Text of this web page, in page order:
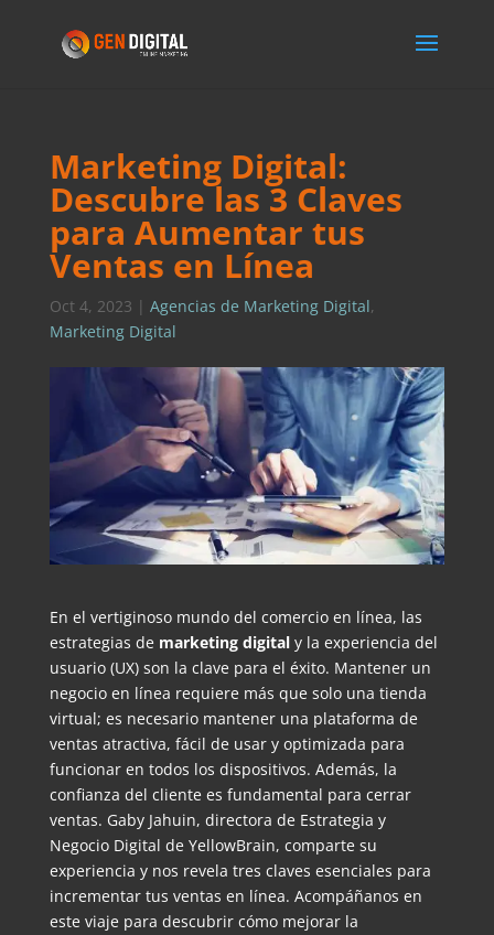
Marketing Digital:
Descubre las 3 Claves
para Aumentar tus
Ventas en Línea
Oct 4, 2023 | Agencias de Marketing Digital,
Marketing Digital
En el vertiginoso mundo del comercio en línea, las
estrategias de marketing digitaly la experiencia del
usuario (UX) son la clave para el éxito. Mantener un
negocio en línea requiere más que solo una tienda
virtual; es necesario mantener una plataforma de
ventas atractiva, fácil de usar y optimizada para
funcionar en todos los dispositivos. Además, la
confianza del cliente es fundamental para cerrar
ventas. Gaby Jahuin, directora de Estrategia y
Negocio Digital de YellowBrain, comparte su
experiencia y nos revela tres claves esenciales para
incrementar tus ventas en línea. Acompáñanos en
este viaje para descubrir cómo mejorar la